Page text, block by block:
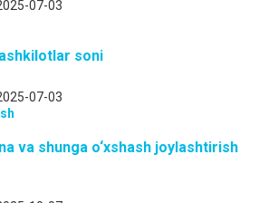
07-03
soni
07-03
va shunga o‘xshash joylashtirish